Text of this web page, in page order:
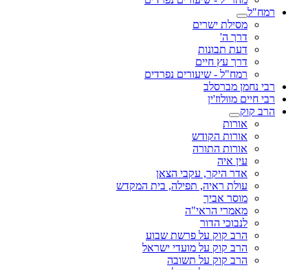
רמח"ל
מסילת ישרים
דרך ה'
דעת תבונות
דרך עץ חיים
רמח"ל - שיעורים נפרדים
רבי נחמן מברסלב
רבי חיים מוולוז'ין
הרב קוק
אורות
אורות הקודש
אורות התורה
עין איה
אדר היקר, עקבי הצאן
עולת ראיה, תפילה, בית המקדש
מוסר אביך
מאמרי הראי"ה
לנבוכי הדור
הרב קוק על פרשת שבוע
הרב קוק על מועדי ישראל
הרב קוק על תשובה